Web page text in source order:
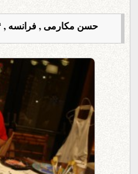
حسن مکارمی , فرانسه , ۲۰۰۴